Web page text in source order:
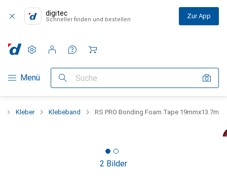
digitec
Schneller finden und bestellen Zur App
Navigation nach Kategorien
Menü Suche
Einstellungen
Kundenkonto
Vergleichslisten
Merklisten
Warenkorb
Kleber Klebeband RS PRO Bonding Foam Tape 19mmx13.7m
2 Bilder